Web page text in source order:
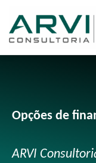
Opções de
ARVI